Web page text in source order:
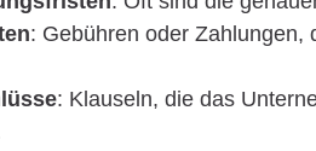
: Gebühren oder Zahlungen,
: Klauseln, die das